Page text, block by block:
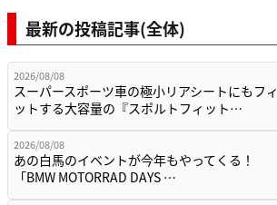
最新の投稿記事(全体)
2026/08/08
スーパースポーツ車の極小リアシートにもフィ
ットする大容量の『スポルトフィット…
2026/08/08
あの白馬のイベントが今年もやってくる！
「BMW MOTORRAD DAYS …